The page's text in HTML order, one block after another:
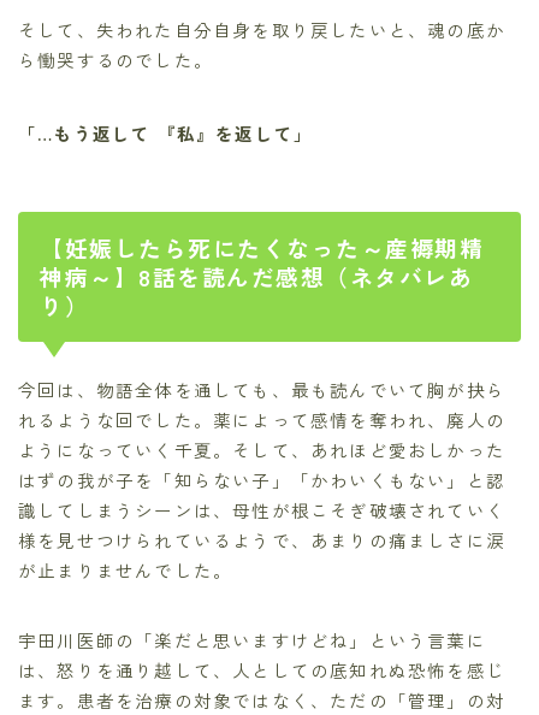
そして、失われた自分自身を取り戻したいと、魂の底か
ら慟哭するのでした。
「…もう返して 『私』を返して」
【妊娠したら死にたくなった～産褥期精
神病～】8話を読んだ感想（ネタバレあ
り）
今回は、物語全体を通しても、最も読んでいて胸が抉ら
れるような回でした。薬によって感情を奪われ、廃人の
ようになっていく千夏。そして、あれほど愛おしかった
はずの我が子を「知らない子」「かわいくもない」と認
識してしまうシーンは、母性が根こそぎ破壊されていく
様を見せつけられているようで、あまりの痛ましさに涙
が止まりませんでした。
宇田川医師の「楽だと思いますけどね」という言葉に
は、怒りを通り越して、人としての底知れぬ恐怖を感じ
ます。患者を治療の対象ではなく、ただの「管理」の対